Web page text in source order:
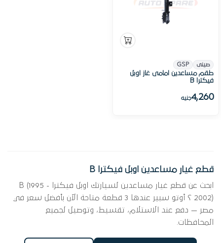
صينى GSP
طقم مساعدين امامى غاز اوبل
فيكترا B
4,260جنيه
قطع غيار مساعدين اوبل فيكترا B
ابحث عن قطع غيار مساعدين لسيارتك اوبل فيكترا B (1995 -
2002) ؟ أوتو سبير عندها 3 قطعة متاحة الآن بأفضل سعر في
مصر — دفع عند الاستلام، تقسيط، وتوصيل لجميع
المحافظات.